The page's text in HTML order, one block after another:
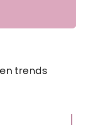
trends